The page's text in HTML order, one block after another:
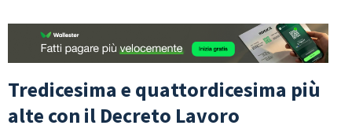
Tredicesima e quattordicesima più
alte con il Decreto Lavoro